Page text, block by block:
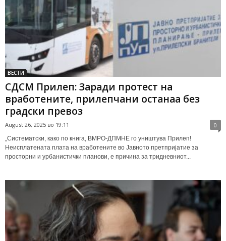
ВЕСТИ
СДСМ Прилеп: Заради протест на
вработените, прилепчани останаа без
градски превоз
August 26, 2025 во 19:11 0
„Систематски, како по книга, ВМРО-ДПМНЕ го уништува Прилеп!
Неисплатената плата на вработените во Јавното претпријатие за
просторни и урбанистички планови, е причина за тридневниот...